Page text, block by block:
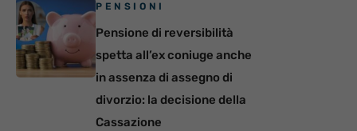
PENSIONI
Pensione di reversibilità
spetta all’ex coniuge anche
in assenza di assegno di
divorzio: la decisione della
Cassazione